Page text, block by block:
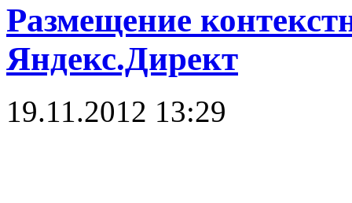
Размещение
Яндекс.Директ
19.11.2012 13:29